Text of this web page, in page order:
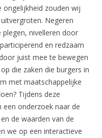
ongelijkheid zouden wij
Negeren
nivelleren door
en redzaam
juist mee te bewegen
die zaken die burgers in
met maatschappelijke
Tijdens deze
onderzoek naar de
de waarden van de
we op een interactieve